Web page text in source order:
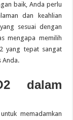
baik, Anda perlu
dan keahlian
sesuai dengan
mengapa memilih
yang tepat sangat
Anda.
dalam
memadamkan